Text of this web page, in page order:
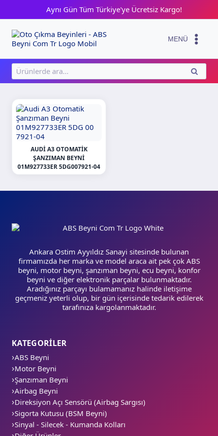
content
Aynı Gün Tüm Türkiye'ye Ücretsiz Kargo!
MENÜ
Ara:
ARA
AUDI A3 OTOMATIK
ŞANZIMAN BEYNI
01M927733ER 5DG007921-04
Ankara Ostim Ayyıldız Sanayi sitesinde bulunan
firmamızda her marka ve model araca ait pek çok ABS
beyni, motor beyni, şanzıman beyni, ecu beyni, konfor
beyni ve diğer elektronik parçalar bulunmaktadır.
Aradığınız parçayı bulamamanız halinde iletişime
geçmeniz yeterli olup, bir gün içerisinde tedarik edilerek
tarafınıza kargolanmaktadır.
KATEGORİLER
ABS Beyni
Motor Beyni
Şanzıman Beyni
Airbag Beyni
Direksiyon Açı Sensörü (Airbag Sargısı)
Sigorta Kutusu (BSM Beyni)
Sinyal - Silecek - Kumanda Kolları